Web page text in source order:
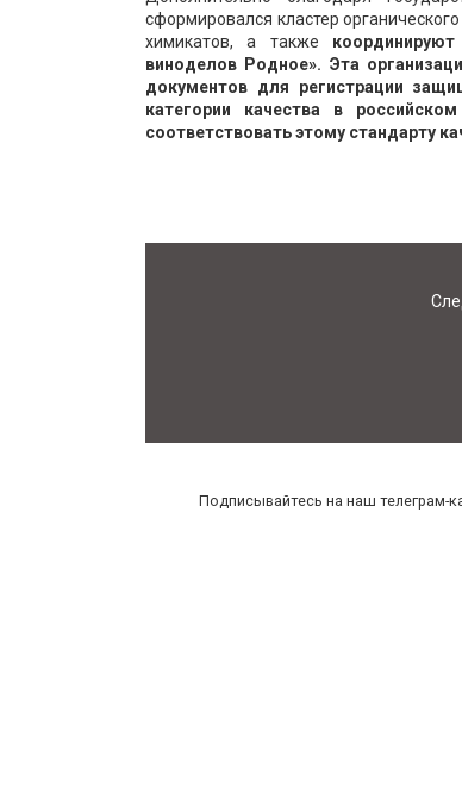
сформировался кластер
химикатов, а также
виноделов Родное». Эта
документов для регистрации
категории качества в
соответствовать этому стандарту
Подписывайтесь на наш телеграм-